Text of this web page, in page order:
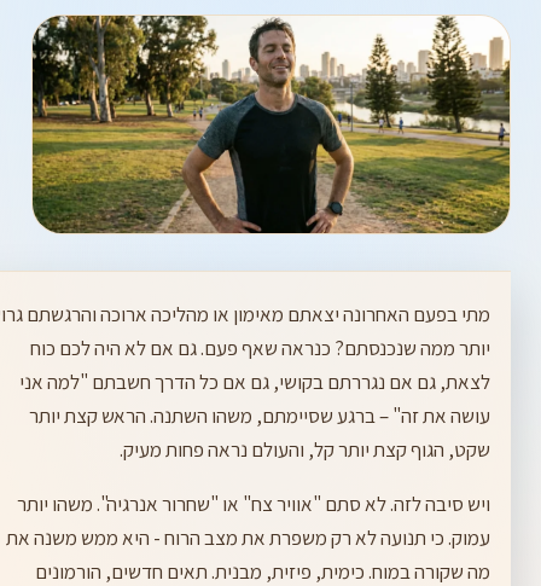
מתי בפעם האחרונה יצאתם מאימון או מהליכה ארוכה והרגשתם
יותר ממה שנכנסתם? כנראה שאף פעם. גם אם לא היה לכם כוח
לצאת, גם אם נגררתם בקושי, גם אם כל הדרך חשבתם "למה אני
עושה את זה" – ברגע שסיימתם, משהו השתנה. הראש קצת יותר
שקט, הגוף קצת יותר קל, והעולם נראה פחות מעיק.
ויש סיבה לזה. לא סתם "אוויר צח" או "שחרור אנרגיה". משהו יותר
עמוק. כי תנועה לא רק משפרת את מצב הרוח - היא ממש משנה את
מה שקורה במוח. כימית, פיזית, מבנית. תאים חדשים, הורמונים